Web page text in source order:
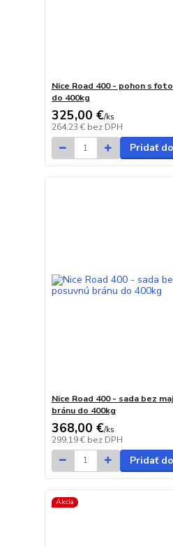
Nice Road 400 - pohon s
do 400kg
325,00 €/ks
264,23 € bez DPH
Pridať
Nice Road 400 - sada bez
bránu do 400kg
368,00 €/ks
299,19 € bez DPH
Pridať
Akcia